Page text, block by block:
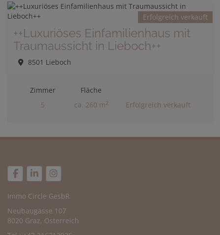
Erfolgreich verkauft
++Luxuriöses Einfamilienhaus mit
Traumaussicht in Lieboch++
8501 Lieboch
Zimmer
5
Fläche
ca. 260 m2 Erfolgreich verkauft
Immo Circle GesbR
Neubaugasse 107
8020 Graz, Österreich